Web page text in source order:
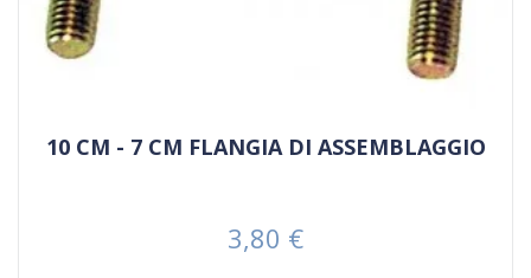
10 CM - 7 CM FLANGIA DI ASSEMBLAGGIO
Prezzo
3,80 €